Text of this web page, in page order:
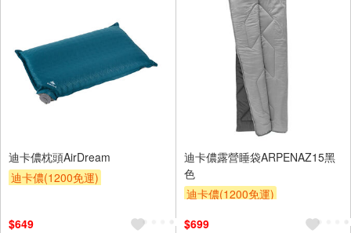
迪卡儂枕頭AirDream
迪卡儂(1200免運)
$649
迪卡儂露營睡袋ARPENAZ15黑
色
迪卡儂(1200免運)
$699